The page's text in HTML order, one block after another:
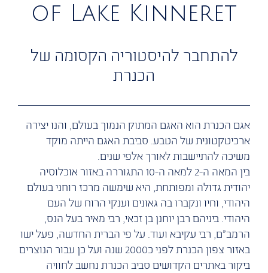
of Lake Kinneret
להתחבר להיסטוריה הקסומה של
הכנרת
אגם ‬הכנרת ‬הוא ‬האגם ‬המתוק ‬הנמוך ‬בעולם, ‬והנו ‬יצירה
‬ארכיטקטונית ‬של ‬הטבע. ‬סביבת ‬האגם ‬הייתה ‬מוקד
‬משיכה ‬להתיישבות ‬לאורך ‬אלפי ‬שנים. ‬
בין ‬המאה ‬ה-‬2 ‬למאה ‬ה-‬10 ‬התגוררה ‬באזור ‬אוכלוסיה
‬יהודית ‬גדולה ‬ומפותחת, ‬היא ‬שימשה ‬מרכז ‬רוחני ‬בעולם
‬היהודי, ‬וחיו ‬ונקברו ‬בה ‬גאונים ‬וענקי ‬הרוח ‬של ‬העם
‬היהודי. ‬ביניהם ‬רבן ‬יוחנן ‬בן ‬זכאי, ‬רבי ‬מאיר ‬בעל ‬הנס,
‬הרמב”ם, ‬רבי ‬עקיבא ‬ועוד. ‬על ‬פי ‬הברית ‬החדשה, ‬פעל ‬ישו
‬באזור ‬צפון ‬הכנרת ‬לפני ‬כ2000 ‬שנה ‬ועל ‬כן ‬עבור ‬הנוצרים
‬ביקור ‬באתרים ‬הקדושים ‬סביב ‬הכנרת ‬נחשב ‬לחוויה